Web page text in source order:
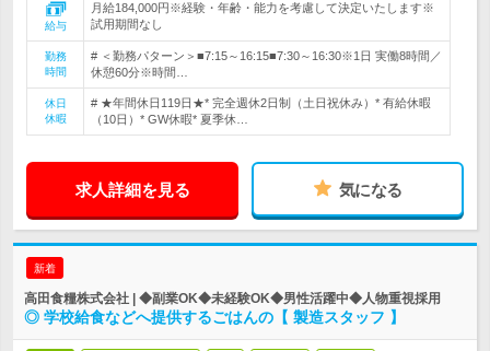
給与
月給184,000円※経験・年齢・能力を考慮して決定いたします※
試用期間なし
勤務
時間
# ＜勤務パターン＞■7:15～16:15■7:30～16:30※1日 実働8時間／
休憩60分※時間…
休日
休暇
# ★年間休日119日★* 完全週休2日制（土日祝休み）* 有給休暇
（10日）* GW休暇* 夏季休…
求人詳細を見る 気になる
新着
高田食糧株式会社 | ◆副業OK◆未経験OK◆男性活躍中◆人物重視採用
◎ 学校給食などへ提供するごはんの【 製造スタッフ 】